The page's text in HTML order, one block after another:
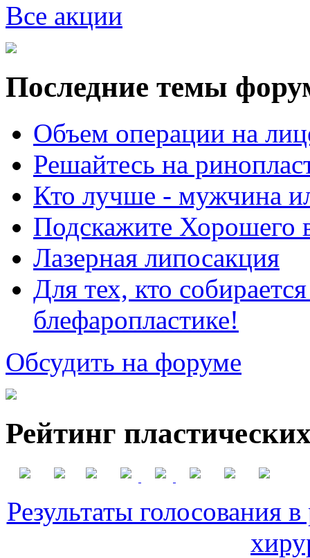
Все акции
Последние темы
Объем операции на
Решайтесь на
Кто лучше - мужчина
Подскажите Хорошего
Лазерная липосакция
Для тех, кто
блефаропластике!
Обсудить на форуме
Рейтинг
Результаты голосования